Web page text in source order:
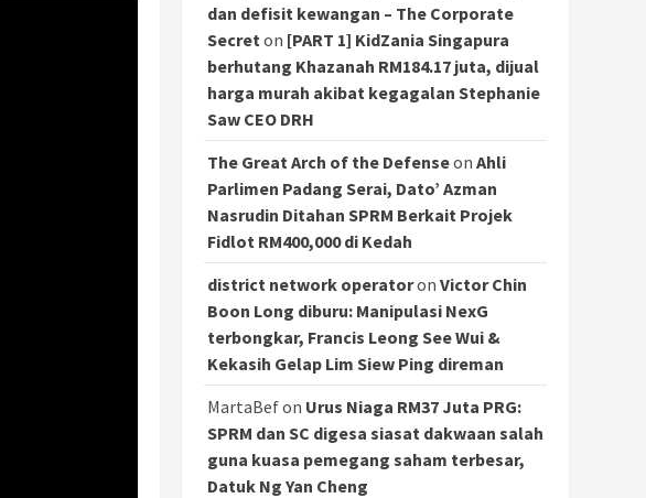
dan defisit kewangan – The Corporate
Secret on [PART 1] KidZania Singapura
berhutang Khazanah RM184.17 juta, dijual
harga murah akibat kegagalan Stephanie
Saw CEO DRH
The Great Arch of the Defenseon Ahli
Parlimen Padang Serai, Dato’ Azman
Nasrudin Ditahan SPRM Berkait Projek
Fidlot RM400,000 di Kedah
district network operatoron Victor Chin
Boon Long diburu: Manipulasi NexG
terbongkar, Francis Leong See Wui &
Kekasih Gelap Lim Siew Ping direman
MartaBefon Urus Niaga RM37 Juta PRG:
SPRM dan SC digesa siasat dakwaan salah
guna kuasa pemegang saham terbesar,
Datuk Ng Yan Cheng